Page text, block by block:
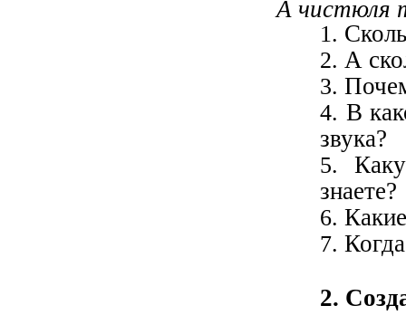
А чистюля
А
В
звука?
знаете?
2.